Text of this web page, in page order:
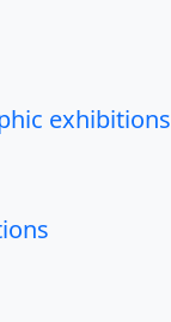
exhibitions